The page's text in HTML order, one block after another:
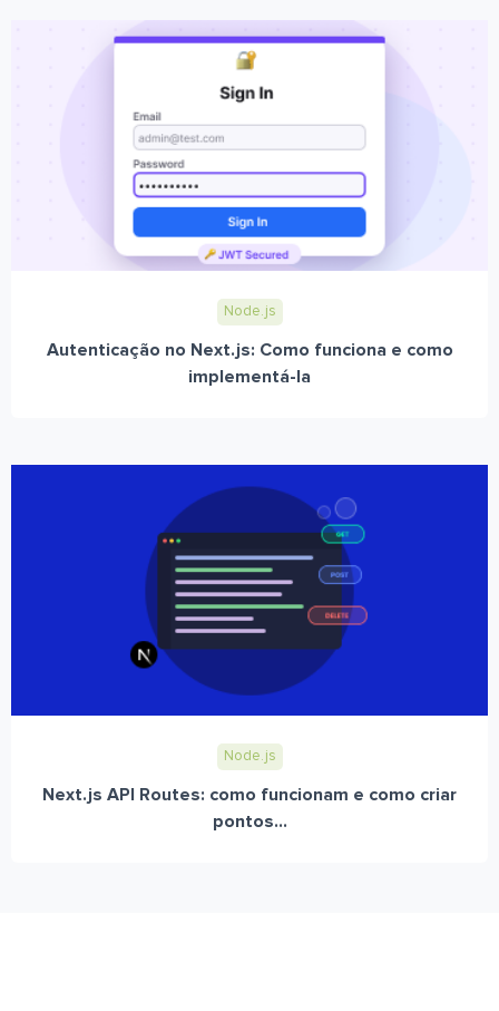
Node.js
Autenticação no Next.js: Como funciona e como
implementá-la
Node.js
Next.js API Routes: como funcionam e como criar
pontos...